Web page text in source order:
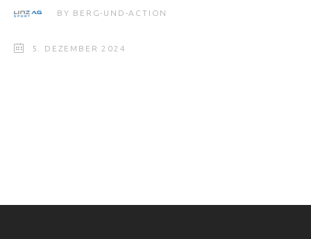
BY BERG-UND-ACTION
5. DEZEMBER 2024